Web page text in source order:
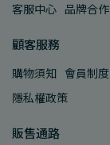
客服中心 品牌合作
顧客服務
購物須知 會員制度
隱私權政策
販售通路